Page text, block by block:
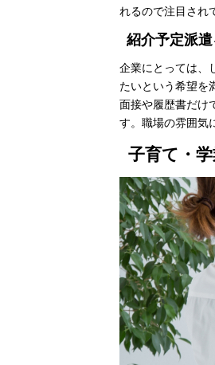
れるので注目され
紹介予定派
企業にとっては、
たいという希望を
面接や履歴書だけ
す。職場の雰囲気
子育て・